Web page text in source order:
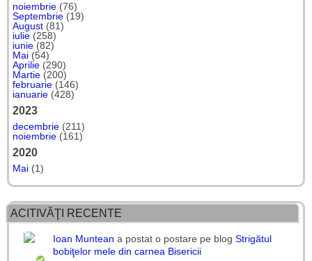
noiembrie (76)
Septembrie (19)
August (81)
iulie (258)
iunie (82)
Mai (54)
Aprilie (290)
Martie (200)
februarie (146)
ianuarie (428)
2023
decembrie (211)
noiembrie (161)
2020
Mai (1)
ACITIVĂŢI RECENTE
Ioan Muntean a postat o postare pe blog Strigătul
bobiţelor mele din carnea Bisericii